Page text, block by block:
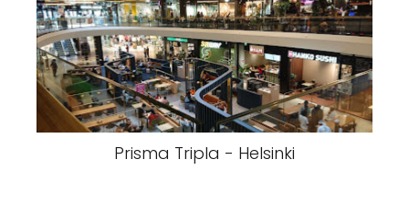
Prisma Tripla - Helsinki